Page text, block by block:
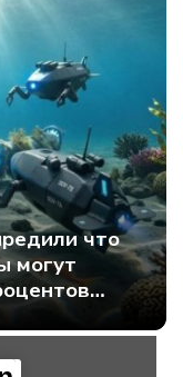
что
могут
- Интернет